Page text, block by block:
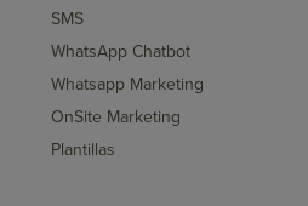
SMS
WhatsApp Chatbot
Whatsapp Marketing
OnSite Marketing
Plantillas